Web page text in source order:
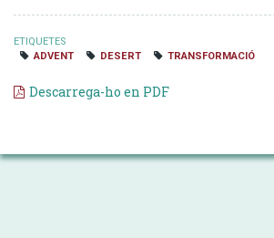
ETIQUETES
ADVENT
DESERT TRANSFORMACIÓ
Descarrega-ho en PDF